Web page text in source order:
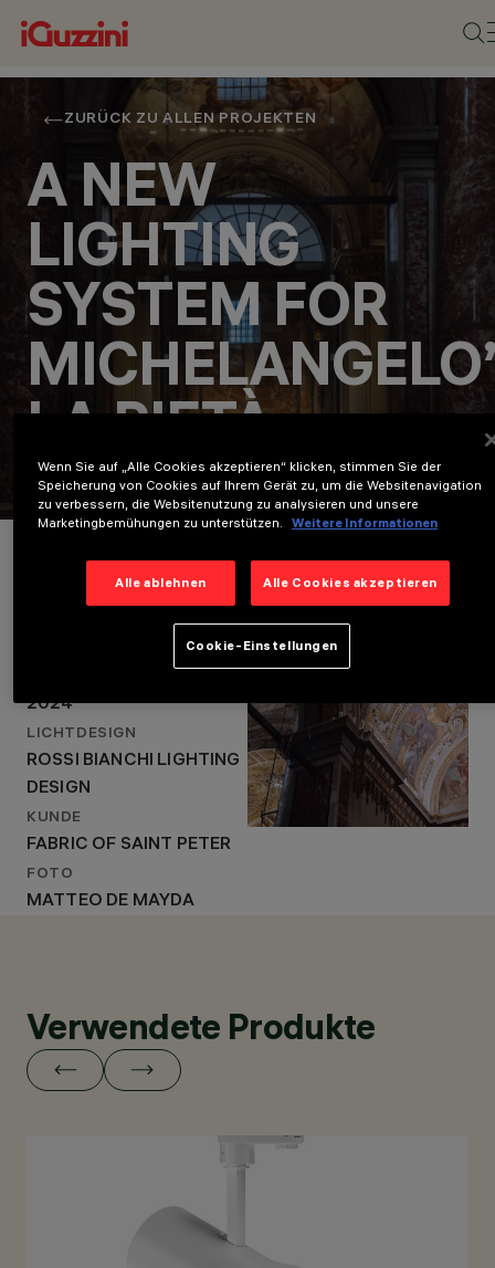
ZURÜCK ZU ALLEN PROJEKTEN
A NEW
LIGHTING
SYSTEM FOR
LA PIETÀ
Culture
VATICAN CITY, ITALY
LICHTDESIGN
ROSSI BIANCHI
LIGHTING DESIGN
Projektdetails
VATICAN CITY, ITALY
2024
LICHTDESIGN
ROSSI BIANCHI LIGHTING
DESIGN
KUNDE
FABRIC OF SAINT PETER
FOTO
MATTEO DE MAYDA
Verwendete Produkte
Wenn Sie auf „Alle Cookies akzeptieren“ klicken, stimmen Sie der
Speicherung von Cookies auf Ihrem Gerät zu, um die Websitenavigation
zu verbessern, die Websitenutzung zu analysieren und unsere
Marketingbemühungen zu unterstützen.
Weitere Informationen
Alle ablehnen Alle Cookies akzeptieren
Cookie-Einstellungen